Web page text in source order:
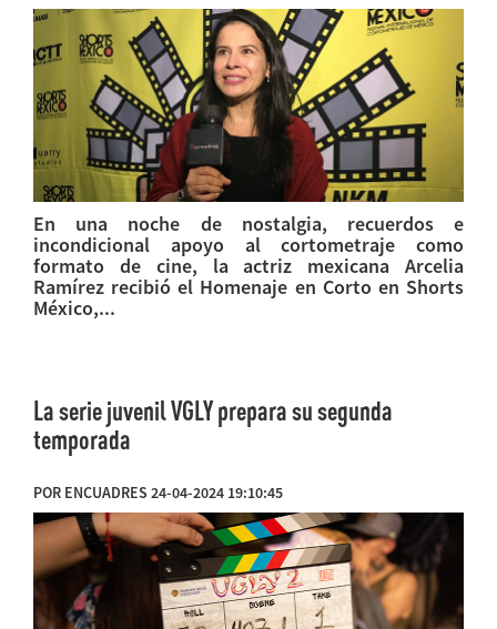
En una noche de nostalgia, recuerdos e
incondicional apoyo al cortometraje como
formato de cine, la actriz mexicana Arcelia
Ramírez recibió el Homenaje en Corto en Shorts
México,...
La serie juvenil VGLY prepara su segunda
temporada
POR ENCUADRES 24-04-2024 19:10:45